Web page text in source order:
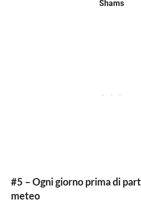
Shams
#5 –Ogni giorno prima di
meteo